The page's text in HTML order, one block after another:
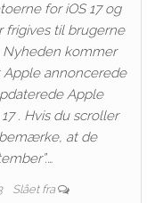
for iOS 17 og
frigives til brugerne
Nyheden kommer
annoncerede
Apple
. Hvis du scroller
at de
Slået fra